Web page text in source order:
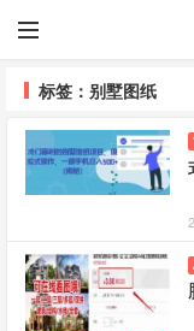
标签：别墅图纸